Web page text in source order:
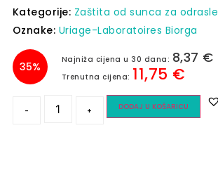
Kategorije: Zaštita od sunca za odrasle
Oznake: Uriage-Laboratoires Biorga
35%
Najniža cijena u 30 dana: 8,37 €
Trenutna cijena: 11,75 €
- + DODAJ U KOŠARICU